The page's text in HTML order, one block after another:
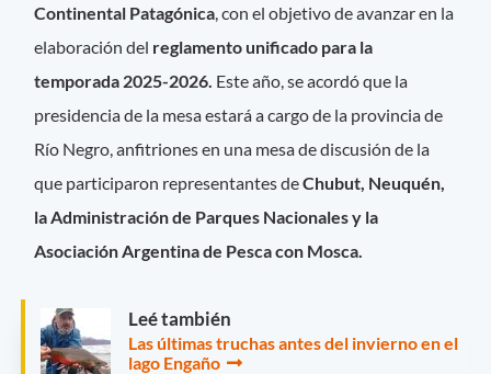
Continental Patagónica , con el objetivo de avanzar en la
elaboración del reglamento unificado para la
temporada 2025-2026. Este año, se acordó que la
presidencia de la mesa estará a cargo de la provincia de
Río Negro, anfitriones en una mesa de discusión de la
que participaron representantes deChubut, Neuquén,
la Administración de Parques Nacionales y la
Asociación Argentina de Pesca con Mosca.
Leé también
Las últimas truchas antes del invierno en el
lago Engaño